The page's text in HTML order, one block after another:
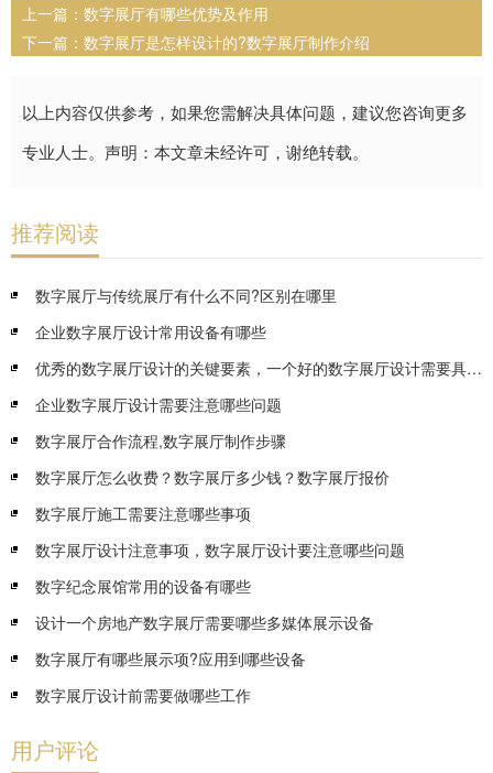
上一篇： 数字展厅有哪些优势及作用
下一篇： 数字展厅是怎样设计的?数字展厅制作介绍
以上内容仅供参考，如果您需解决具体问题，建议您咨询更多
专业人士。声明：本文章未经许可，谢绝转载。
推荐阅读
数字展厅与传统展厅有什么不同?区别在哪里
企业数字展厅设计常用设备有哪些
优秀的数字展厅设计的关键要素，一个好的数字展厅设计需要具备哪些要素
企业数字展厅设计需要注意哪些问题
数字展厅合作流程,数字展厅制作步骤
数字展厅怎么收费？数字展厅多少钱？数字展厅报价
数字展厅施工需要注意哪些事项
数字展厅设计注意事项，数字展厅设计要注意哪些问题
数字纪念展馆常用的设备有哪些
设计一个房地产数字展厅需要哪些多媒体展示设备
数字展厅有哪些展示项?应用到哪些设备
数字展厅设计前需要做哪些工作
用户评论